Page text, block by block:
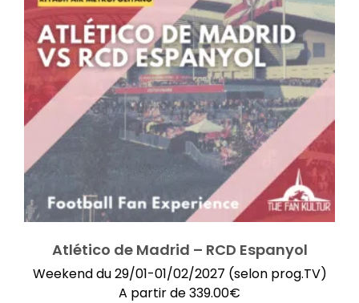
Atlético de Madrid – RCD Espanyol
Weekend du 29/01-01/02/2027 (selon prog.TV)
A partir de339.00€